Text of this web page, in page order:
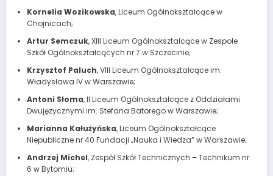
Kornelia Wozikowska, Liceum Ogólnokształcące w
Chojnicach;
Artur Semczuk, XIII Liceum Ogólnokształcące w Zespole
Szkół Ogólnokształcących nr 7 w Szczecinie;
Krzysztof Paluch, VIII Liceum Ogólnokształcące im.
Władysława IV w Warszawie;
Antoni Słoma, II Liceum Ogólnokształcące z Oddziałami
Dwujęzycznymi im. Stefana Batorego w Warszawie;
Marianna Kałużyńska, Liceum Ogólnokształcące
Niepubliczne nr 40 Fundacji „Nauka i Wiedza” w Warszawie;
Andrzej Michel, Zespół Szkół Technicznych – Technikum nr
6 w Bytomiu;